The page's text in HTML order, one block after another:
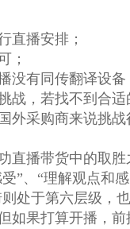
直播安排；
；
没有同传翻译设
，若找不到合适
外采购商来说挑
播带货中的取胜
”、“理解观点和
处于第六层级，也
如果打算开播，